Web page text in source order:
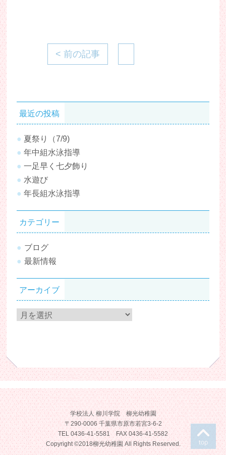
< 前の記事
最近の投稿
夏祭り（7/9)
年中組水泳指導
一足早く七夕飾り
水遊び
年長組水泳指導
カテゴリー
ブログ
最新情報
アーカイブ
ア
ブ
学校法人 柳川学院 柳光幼稚園
〒290-0006 千葉県市原市若宮3-6-2
TEL 0436-41-5581 FAX 0436-41-5582
Copyright ©2018柳光幼稚園 All Rights Reserved.